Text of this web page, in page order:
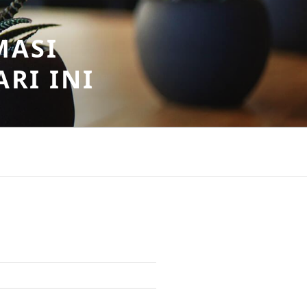
INI